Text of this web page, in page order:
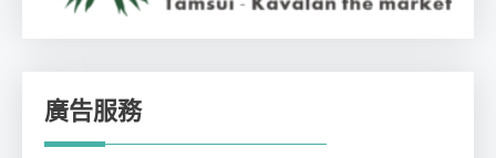
廣告服務